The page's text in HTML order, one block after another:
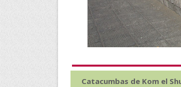
Catacumbas de Kom el